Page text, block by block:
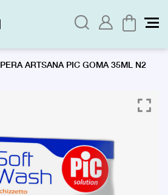
PERA ARTSANA PIC GOMA 35ML N2